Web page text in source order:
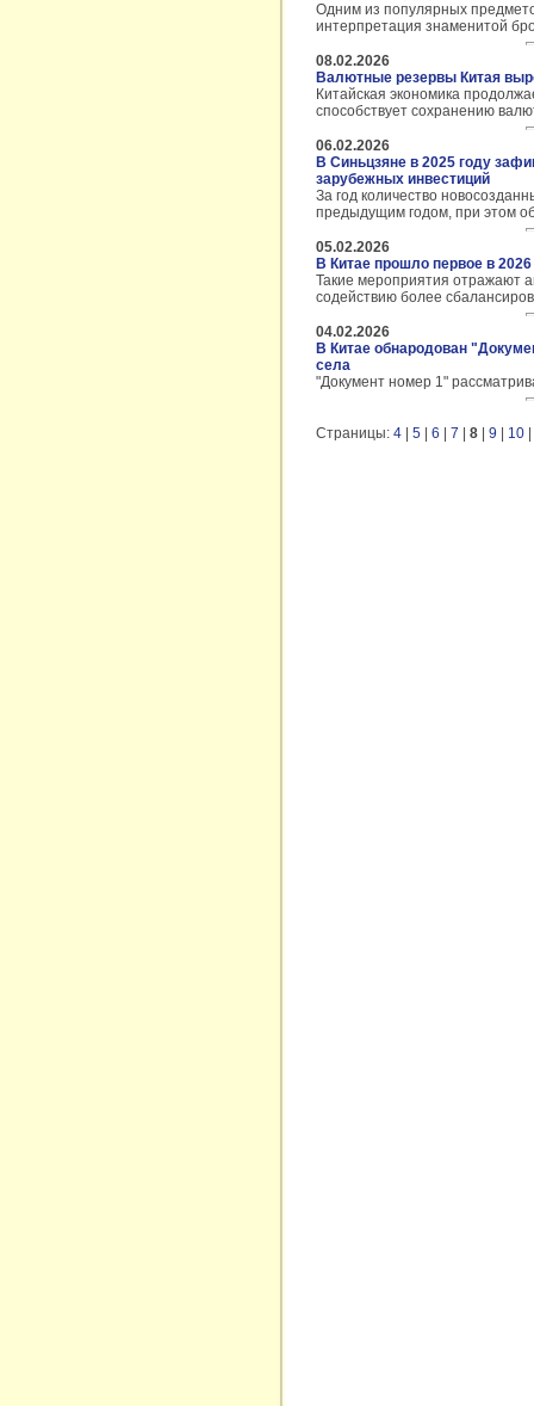
Одним из популярных
интерпретация знаменитой
08.02.2026
Валютные резервы Китая
Китайская экономика
способствует сохранению
06.02.2026
В Синьцзяне в 2025 году
зарубежных инвестиций
За год количество
предыдущим годом, при этом
05.02.2026
В Китае прошло первое в
Такие мероприятия отражают
содействию более
04.02.2026
В Китае обнародован
села
"Документ номер 1"
Страницы: 4 5 6 7 8 9 10